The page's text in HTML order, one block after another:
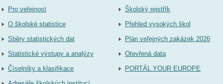
Pro veřejnost
O školské statistice
Sběry statistických dat
Statistické výstupy a analýzy
Číselníky a klasifikace
Školský rejstřík
Přehled vysokých škol
Plán veřejných zakázek 2026
Otevřená data
PORTÁL YOUR EUROPE